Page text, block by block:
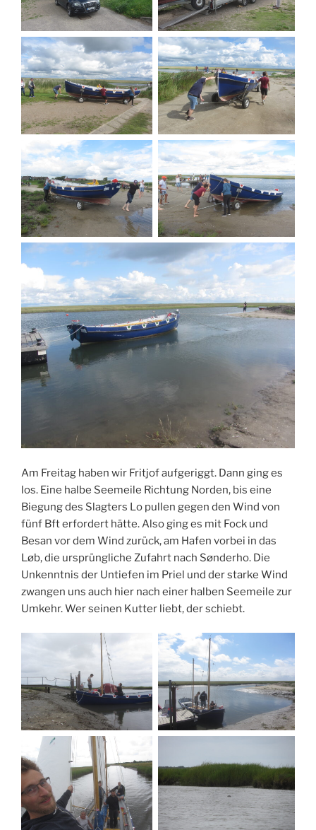
Am Freitag haben wir Fritjof aufgeriggt. Dann ging es
los. Eine halbe Seemeile Richtung Norden, bis eine
Biegung des Slagters Lo pullen gegen den Wind von
fünf Bft erfordert hätte. Also ging es mit Fock und
Besan vor dem Wind zurück, am Hafen vorbei in das
Løb, die ursprüngliche Zufahrt nach Sønderho. Die
Unkenntnis der Untiefen im Priel und der starke Wind
zwangen uns auch hier nach einer halben Seemeile zur
Umkehr. Wer seinen Kutter liebt, der schiebt.